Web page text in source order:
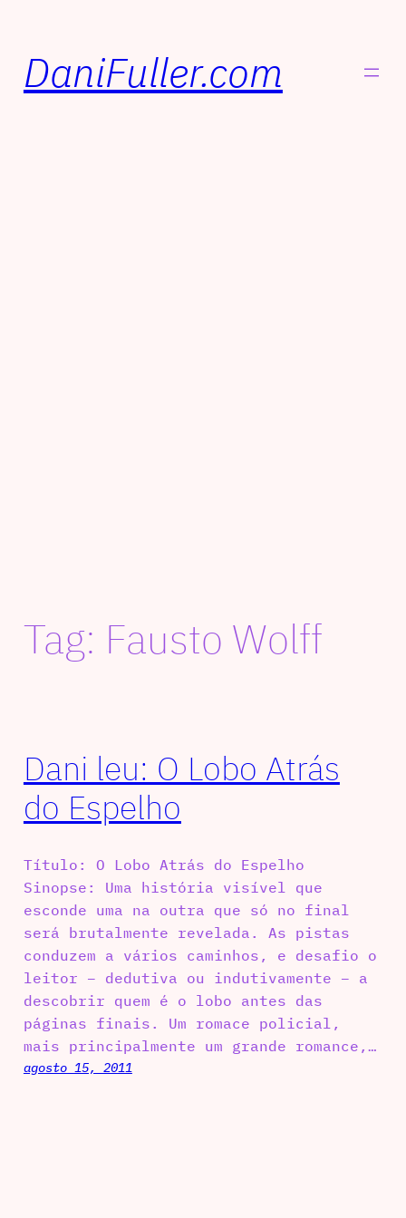
DaniFuller.com
Tag: Fausto Wolff
Dani leu: O Lobo Atrás
do Espelho
Título: O Lobo Atrás do Espelho
Sinopse: Uma história visível que
esconde uma na outra que só no final
será brutalmente revelada. As pistas
conduzem a vários caminhos, e desafio o
leitor – dedutiva ou indutivamente – a
descobrir quem é o lobo antes das
páginas finais. Um romace policial,
mais principalmente um grande romance,…
agosto 15, 2011